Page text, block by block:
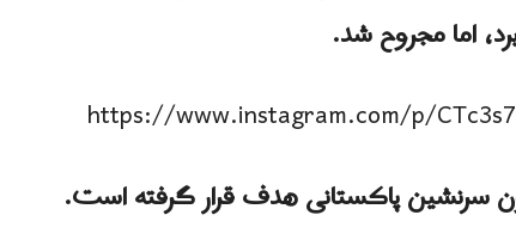
اما مجروح شد.
https://www.instagram.com/p/
سرنشین پاکستانی هدف قرار گرفته است.